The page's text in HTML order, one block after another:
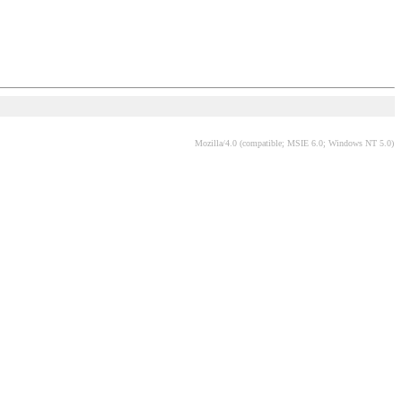
Mozilla/4.0 (compatible; MSIE 6.0; Windows NT 5.0)